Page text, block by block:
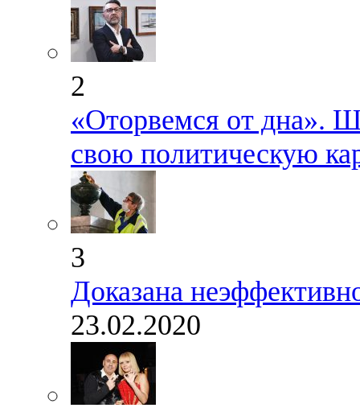
2
«Оторвемся от дна».
свою политическую
3
Доказана
23.02.2020